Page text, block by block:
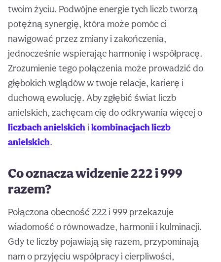
twoim życiu. Podwójne energie tych liczb tworzą
potężną synergię, która może pomóc ci
nawigować przez zmiany i zakończenia,
jednocześnie wspierając harmonię i współpracę.
Zrozumienie tego połączenia może prowadzić do
głębokich wglądów w twoje relacje, karierę i
duchową ewolucję. Aby zgłębić świat liczb
anielskich, zachęcam cię do odkrywania więcej o
liczbach anielskich i kombinacjach liczb
anielskich.
Co oznacza widzenie 222 i 999
razem?
Połączona obecność 222 i 999 przekazuje
wiadomość o równowadze, harmonii i kulminacji.
Gdy te liczby pojawiają się razem, przypominają
nam o przyjęciu współpracy i cierpliwości,